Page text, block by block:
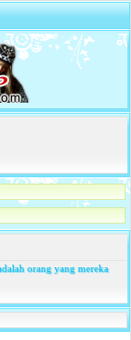
orang yang mereka